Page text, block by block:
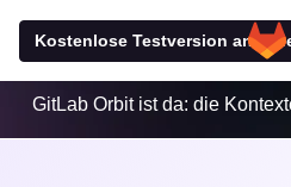
Kostenlose Testversion
GitLab Orbit ist da: die